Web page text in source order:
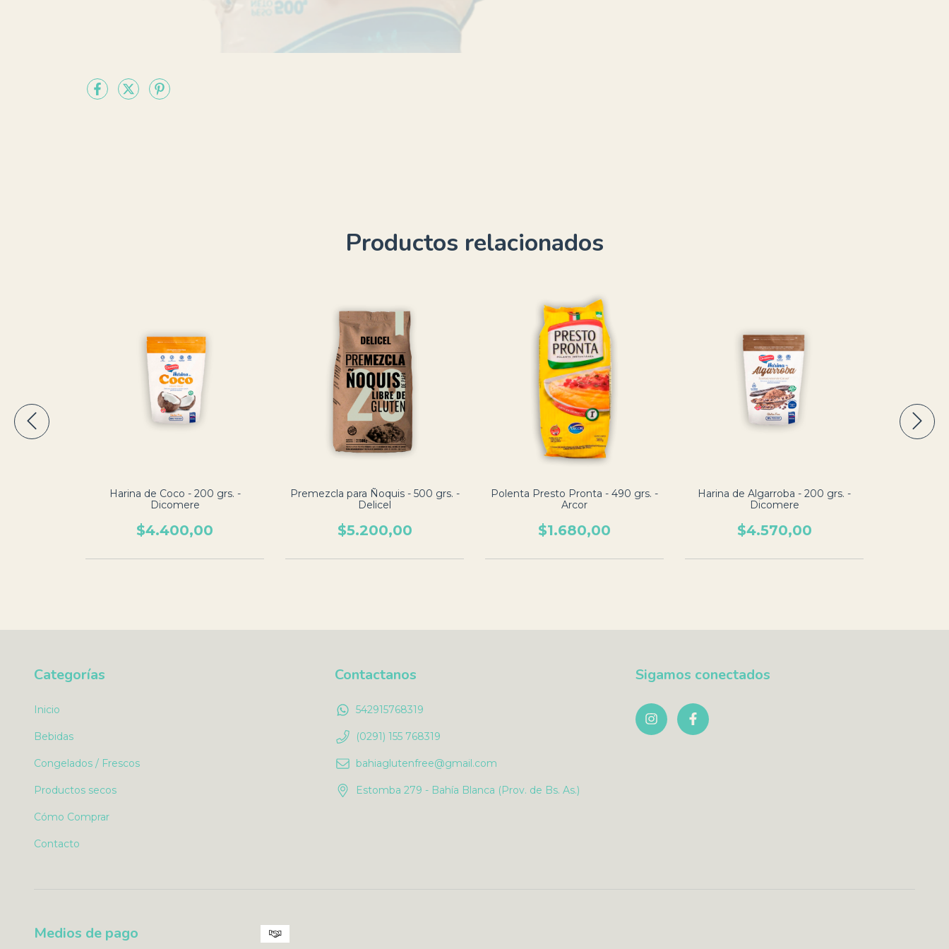
Productos relacionados
Harina de Coco - 200 grs. -
Dicomere
$4.400,00
Premezcla para Ñoquis - 500 grs. -
Delicel
$5.200,00
Polenta Presto Pronta - 490 grs. -
Arcor
$1.680,00
Harina de Algarroba - 200 grs. -
Dicomere
$4.570,00
Categorías
Inicio
Bebidas
Congelados / Frescos
Productos secos
Cómo Comprar
Contacto
Contactanos
542915768319
(0291) 155 768319
bahiaglutenfree@gmail.com
Estomba 279 - Bahía Blanca (Prov. de Bs. As.)
Sigamos conectados
Medios de pago